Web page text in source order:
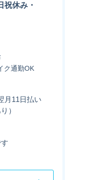
休み・
ク通勤OK
月11日払い
）